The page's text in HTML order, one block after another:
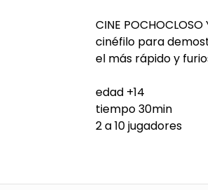
CINE
cinéfilo para
el más rápido y
edad +14
tiempo 30min
2 a 10 jugadores